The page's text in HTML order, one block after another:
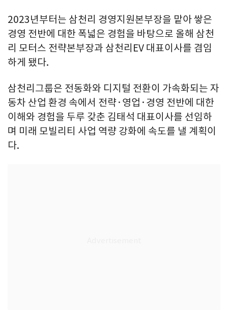
2023년부터는 삼천리 경영지원본부장을 맡아 쌓은
경영 전반에 대한 폭넓은 경험을 바탕으로 올해 삼천
리 모터스 전략본부장과 삼천리EV 대표이사를 겸임
하게 됐다.
삼천리그룹은 전동화와 디지털 전환이 가속화되는 자
동차 산업 환경 속에서 전략·영업·경영 전반에 대한
이해와 경험을 두루 갖춘 김태석 대표이사를 선임하
며 미래 모빌리티 사업 역량 강화에 속도를 낼 계획이
다.